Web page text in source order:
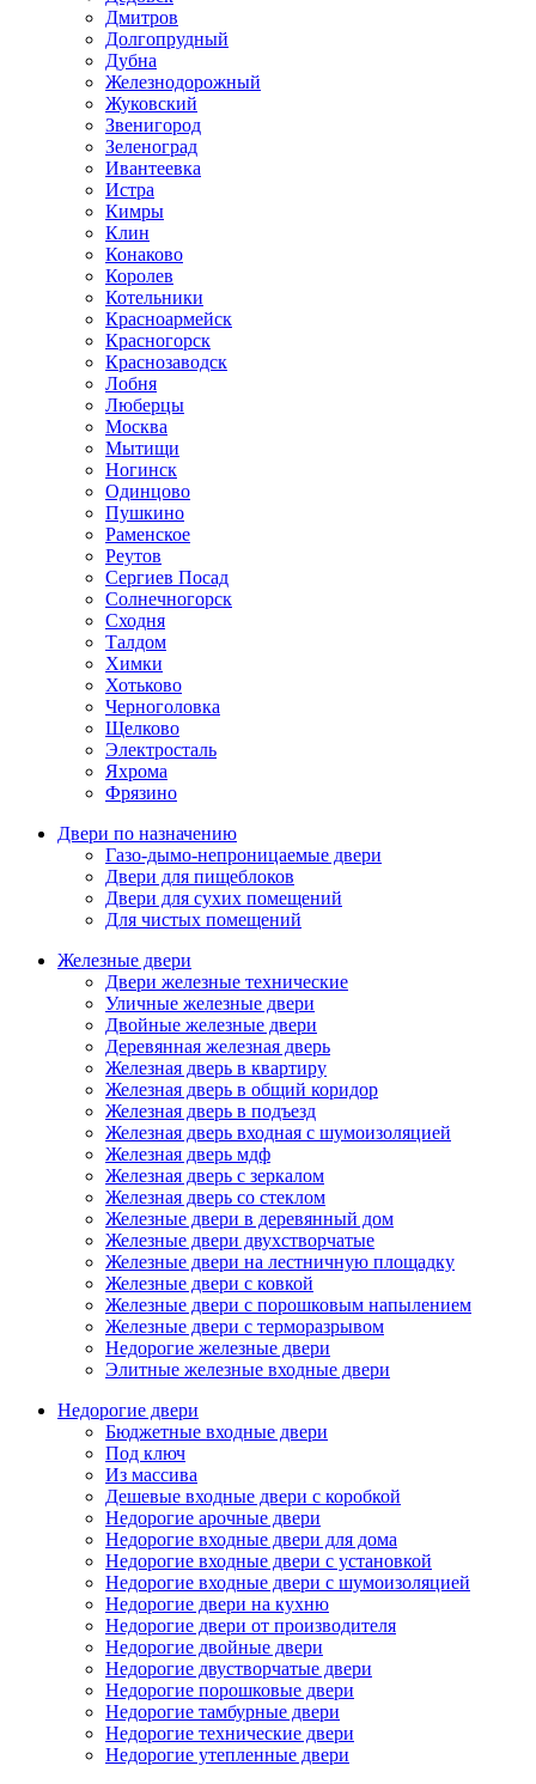
Дмитров
Долгопрудный
Дубна
Железнодорожный
Жуковский
Звенигород
Зеленоград
Ивантеевка
Истра
Кимры
Клин
Конаково
Королев
Котельники
Красноармейск
Красногорск
Краснозаводск
Лобня
Люберцы
Москва
Мытищи
Ногинск
Одинцово
Пушкино
Раменское
Реутов
Сергиев Посад
Солнечногорск
Сходня
Талдом
Химки
Хотьково
Черноголовка
Щелково
Электросталь
Яхрома
Фрязино
Двери по назначению
Газо-дымо-непроницаемые двери
Двери для пищеблоков
Двери для сухих помещений
Для чистых помещений
Железные двери
Двери железные технические
Уличные железные двери
Двойные железные двери
Деревянная железная дверь
Железная дверь в квартиру
Железная дверь в общий коридор
Железная дверь в подъезд
Железная дверь входная с шумоизоляцией
Железная дверь мдф
Железная дверь с зеркалом
Железная дверь со стеклом
Железные двери в деревянный дом
Железные двери двухстворчатые
Железные двери на лестничную площадку
Железные двери с ковкой
Железные двери с порошковым напылением
Железные двери с терморазрывом
Недорогие железные двери
Элитные железные входные двери
Недорогие двери
Бюджетные входные двери
Под ключ
Из массива
Дешевые входные двери с коробкой
Недорогие арочные двери
Недорогие входные двери для дома
Недорогие входные двери с установкой
Недорогие входные двери с шумоизоляцией
Недорогие двери на кухню
Недорогие двери от производителя
Недорогие двойные двери
Недорогие двустворчатые двери
Недорогие порошковые двери
Недорогие тамбурные двери
Недорогие технические двери
Недорогие утепленные двери